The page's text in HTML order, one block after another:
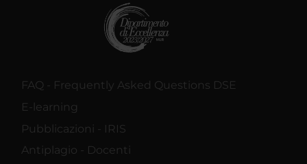
FAQ - Frequently Asked Questions DSE
E-learning
Pubblicazioni - IRIS
Antiplagio - Docenti